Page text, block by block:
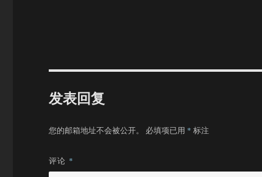
发表回复
您的邮箱地址不会被公开。 必填项已用 * 标注
评论 *